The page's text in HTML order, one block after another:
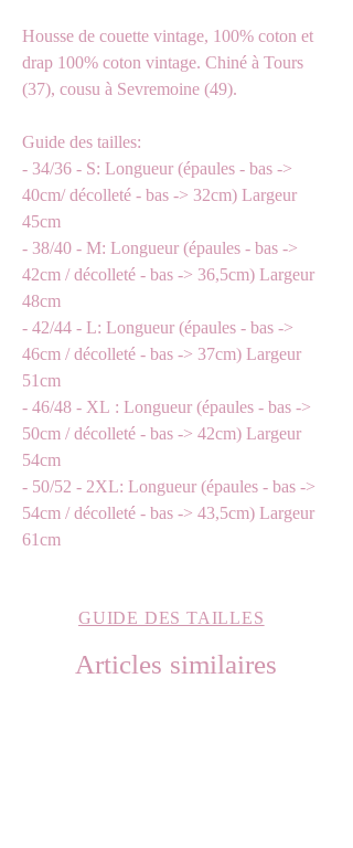
Housse de couette vintage, 100% coton et
drap 100% coton vintage. Chiné à Tours
(37), cousu à Sevremoine (49).
Guide des tailles:
- 34/36 - S: Longueur (épaules - bas ->
40cm/ décolleté - bas -> 32cm) Largeur
45cm
- 38/40 - M: Longueur (épaules - bas ->
42cm / décolleté - bas -> 36,5cm) Largeur
48cm
- 42/44 - L: Longueur (épaules - bas ->
46cm / décolleté - bas -> 37cm) Largeur
51cm
- 46/48 - XL : Longueur (épaules - bas ->
50cm / décolleté - bas -> 42cm) Largeur
54cm
- 50/52 - 2XL: Longueur (épaules - bas ->
54cm / décolleté - bas -> 43,5cm) Largeur
61cm
GUIDE DES TAILLES
Articles similaires